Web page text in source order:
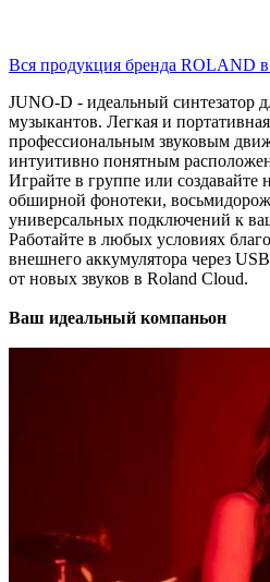
Вся продукция бренда ROLAND в
JUNO-D - идеальный синтезатор
музыкантов. Легкая и
профессиональным звуковым
интуитивно понятным
Играйте в группе или
обширной фонотеки,
универсальных подключений к
Работайте в любых условиях
внешнего аккумулятора через
от новых звуков в Roland Cloud.
Ваш идеальный компаньон